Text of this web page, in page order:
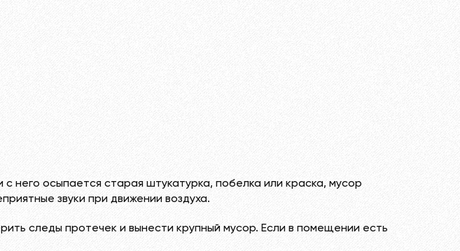
него осыпается старая штукатурка, побелка или краска, мусор
звуки при движении воздуха.
следы протечек и вынести крупный мусор. Если в помещении есть